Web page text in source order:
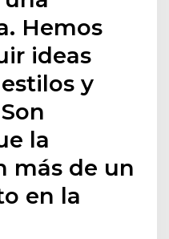
Hemos
ideas
y
la
más de un
en la